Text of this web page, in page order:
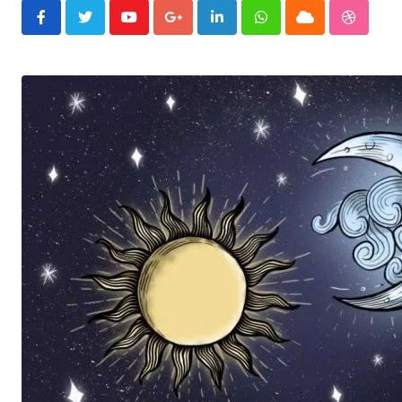
YoutubeGoogle+LinkedInWhatsappCloud